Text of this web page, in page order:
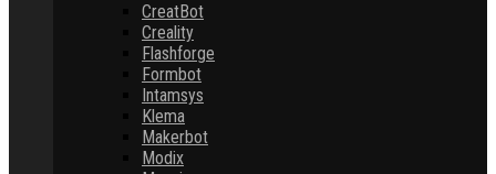
CreatBot
Creality
Flashforge
Formbot
Intamsys
Klema
Makerbot
Modix